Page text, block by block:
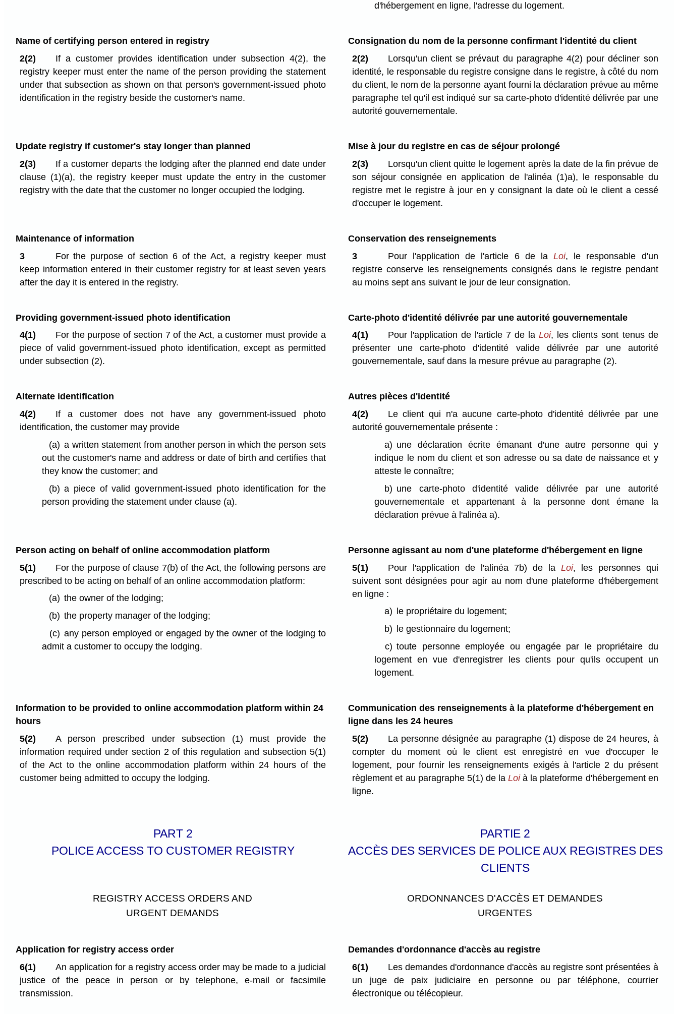
d'hébergement en ligne, l'adresse du logement.
Name of certifying person entered in registry
2(2)
If a customer provides identification under subsection 4(2), the
registry keeper must enter the name of the person providing the statement
under that subsection as shown on that person's government-issued photo
identification in the registry beside the customer's name.
Consignation du nom de la personne confirmant l'identité du client
2(2)
Lorsqu'un client se prévaut du paragraphe 4(2) pour décliner son
identité, le responsable du registre consigne dans le registre, à côté du nom
du client, le nom de la personne ayant fourni la déclaration prévue au même
paragraphe tel qu'il est indiqué sur sa carte-photo d'identité délivrée par une
autorité gouvernementale.
Update registry if customer's stay longer than planned
2(3)
If a customer departs the lodging after the planned end date under
clause (1)⁠(a), the registry keeper must update the entry in the customer
registry with the date that the customer no longer occupied the lodging.
Mise à jour du registre en cas de séjour prolongé
2(3)
Lorsqu'un client quitte le logement après la date de la fin prévue de
son séjour consignée en application de l'alinéa (1)a), le responsable du
registre met le registre à jour en y consignant la date où le client a cessé
d'occuper le logement.
Maintenance of information
3
For the purpose of section 6 of the Act, a registry keeper must
keep information entered in their customer registry for at least seven years
after the day it is entered in the registry.
Conservation des renseignements
3
Pour l'application de l'article 6 de laLoi, le responsable d'un
registre conserve les renseignements consignés dans le registre pendant
au moins sept ans suivant le jour de leur consignation.
Providing government-issued photo identification
4(1)
For the purpose of section 7 of the Act, a customer must provide a
piece of valid government-issued photo identification, except as permitted
under subsection (2).
Carte-photo d'identité délivrée par une autorité gouvernementale
4(1)
Pour l'application de l'article 7 de laLoi, les clients sont tenus de
présenter une carte-photo d'identité valide délivrée par une autorité
gouvernementale, sauf dans la mesure prévue au paragraphe (2).
Alternate identification
4(2)
If a customer does not have any government-issued photo
identification, the customer may provide
(a) a written statement from another person in which the person sets
out the customer's name and address or date of birth and certifies that
they know the customer; and
(b) a piece of valid government-issued photo identification for the
person providing the statement under clause (a).
Autres pièces d'identité
4(2)
Le client qui n'a aucune carte-photo d'identité délivrée par une
autorité gouvernementale présente :
a) une déclaration écrite émanant d'une autre personne qui y
indique le nom du client et son adresse ou sa date de naissance et y
atteste le connaître;
b) une carte-photo d'identité valide délivrée par une autorité
gouvernementale et appartenant à la personne dont émane la
déclaration prévue à l'alinéa a).
Person acting on behalf of online accommodation platform
5(1)
For the purpose of clause 7(b) of the Act, the following persons are
prescribed to be acting on behalf of an online accommodation platform:
(a) the owner of the lodging;
(b) the property manager of the lodging;
(c) any person employed or engaged by the owner of the lodging to
admit a customer to occupy the lodging.
Personne agissant au nom d'une plateforme d'hébergement en ligne
5(1)
Pour l'application de l'alinéa 7b) de la Loi,
les personnes qui
suivent sont désignées pour agir au nom d'une plateforme d'hébergement
en ligne :
a)
le propriétaire du logement;
b)
le gestionnaire du logement;
c) toute personne employée ou engagée par le propriétaire du
logement en vue d'enregistrer les clients pour qu'ils occupent un
logement.
Information to be provided to online accommodation platform within 24
hours
5(2)
A person prescribed under subsection (1) must provide the
information required under section 2 of this regulation and subsection 5(1)
of the Act to the online accommodation platform within 24 hours of the
customer being admitted to occupy the lodging.
Communication des renseignements à la plateforme d'hébergement en
ligne dans les 24 heures
5(2)
La personne désignée au paragraphe (1) dispose de 24 heures, à
compter du moment où le client est enregistré en vue d'occuper le
logement, pour fournir les renseignements exigés à l'article 2 du présent
règlement et au paragraphe 5(1) de laLoià la plateforme d'hébergement en
ligne.
PART 2
POLICE ACCESS TO CUSTOMER REGISTRY
PARTIE 2
ACCÈS DES SERVICES DE POLICE AUX REGISTRES DES
CLIENTS
REGISTRY ACCESS ORDERS AND
URGENT DEMANDS
ORDONNANCES D'ACCÈS ET DEMANDES
URGENTES
Application for registry access order
6(1)
An application for a registry access order may be made to a judicial
justice of the peace in person or by telephone, e-mail or facsimile
transmission.
Demandes d'ordonnance d'accès au registre
6(1)
Les demandes d'ordonnance d'accès au registre sont présentées à
un juge de paix judiciaire en personne ou par téléphone, courrier
électronique ou télécopieur.